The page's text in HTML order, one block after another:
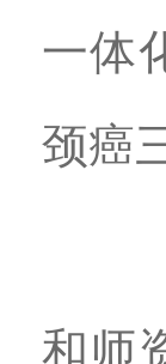
一体
颈癌
（
和师